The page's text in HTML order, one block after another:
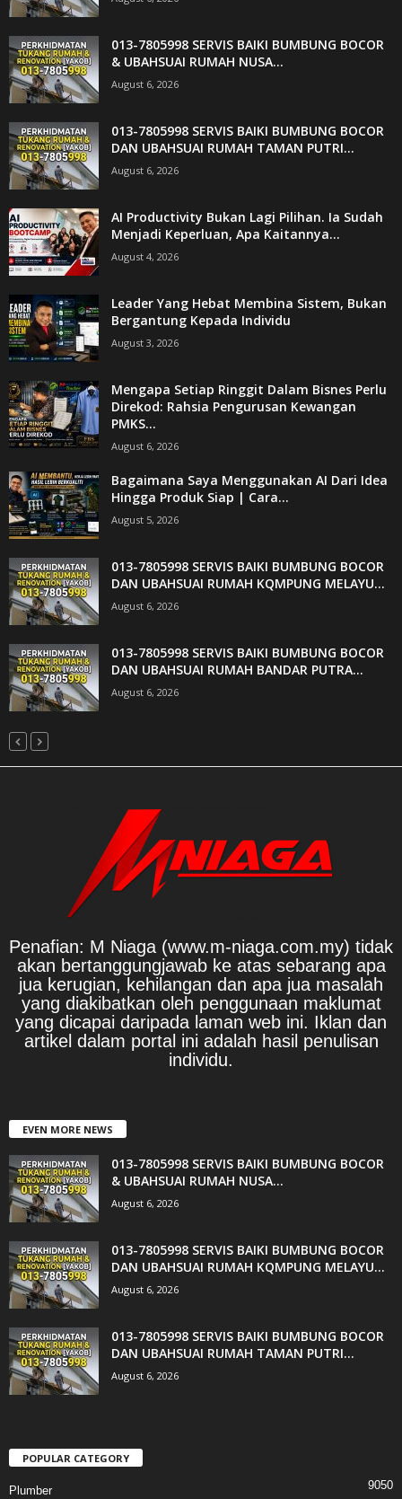
013-7805998 SERVIS BAIKI BUMBUNG BOCOR
& UBAHSUAI RUMAH NUSA...
August 6, 2026
013-7805998 SERVIS BAIKI BUMBUNG BOCOR
DAN UBAHSUAI RUMAH TAMAN PUTRI...
August 6, 2026
AI Productivity Bukan Lagi Pilihan. Ia Sudah
Menjadi Keperluan, Apa Kaitannya...
August 4, 2026
Leader Yang Hebat Membina Sistem, Bukan
Bergantung Kepada Individu
August 3, 2026
Mengapa Setiap Ringgit Dalam Bisnes Perlu
Direkod: Rahsia Pengurusan Kewangan
PMKS...
August 6, 2026
Bagaimana Saya Menggunakan AI Dari Idea
Hingga Produk Siap | Cara...
August 5, 2026
013-7805998 SERVIS BAIKI BUMBUNG BOCOR
DAN UBAHSUAI RUMAH KQMPUNG MELAYU...
August 6, 2026
013-7805998 SERVIS BAIKI BUMBUNG BOCOR
DAN UBAHSUAI RUMAH BANDAR PUTRA...
August 6, 2026
Penafian: M Niaga (www.m-niaga.com.my) tidak
akan bertanggungjawab ke atas sebarang apa
jua kerugian, kehilangan dan apa jua masalah
yang diakibatkan oleh penggunaan maklumat
yang dicapai daripada laman web ini. Iklan dan
artikel dalam portal ini adalah hasil penulisan
individu.
EVEN MORE NEWS
013-7805998 SERVIS BAIKI BUMBUNG BOCOR
& UBAHSUAI RUMAH NUSA...
August 6, 2026
013-7805998 SERVIS BAIKI BUMBUNG BOCOR
DAN UBAHSUAI RUMAH KQMPUNG MELAYU...
August 6, 2026
013-7805998 SERVIS BAIKI BUMBUNG BOCOR
DAN UBAHSUAI RUMAH TAMAN PUTRI...
August 6, 2026
POPULAR CATEGORY
Plumber 9050